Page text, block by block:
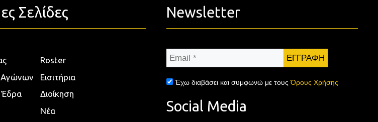
Σελίδες
Roster
Αγώνων
Εισιτήρια
Έδρα
Διοίκηση
Νέα
Newsletter
Email
Έχω διαβάσει και συμφωνώ με τουςΌρους Χρήσης
Social Media